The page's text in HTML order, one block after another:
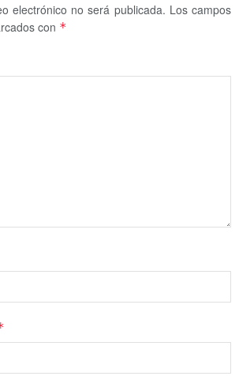
electrónico no será publicada. Los campos
con *